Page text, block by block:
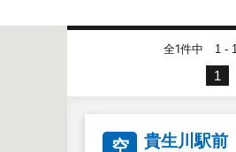
全1件中 1 - 1
1
空 貴生川駅前